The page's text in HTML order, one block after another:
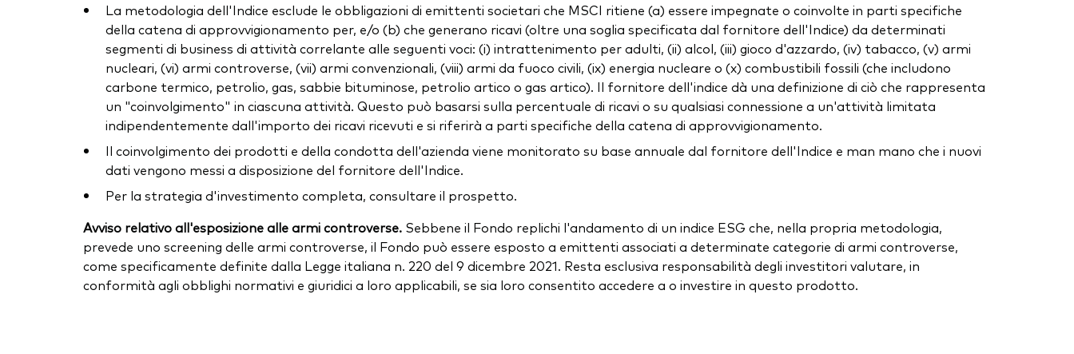
La metodologia dell'Indice esclude le obbligazioni di emittenti societari che MSCI ritiene (a) essere impegnate o coinvolte in parti specifiche
della catena di approvvigionamento per, e/o (b) che generano ricavi (oltre una soglia specificata dal fornitore dell'Indice) da determinati
segmenti di business di attività correlante alle seguenti voci: (i) intrattenimento per adulti, (ii) alcol, (iii) gioco d'azzardo, (iv) tabacco, (v) armi
nucleari, (vi) armi controverse, (vii) armi convenzionali, (viii) armi da fuoco civili, (ix) energia nucleare o (x) combustibili fossili (che includono
carbone termico, petrolio, gas, sabbie bituminose, petrolio artico o gas artico). Il fornitore dell'indice dà una definizione di ciò che rappresenta
un "coinvolgimento" in ciascuna attività. Questo può basarsi sulla percentuale di ricavi o su qualsiasi connessione a un'attività limitata
indipendentemente dall'importo dei ricavi ricevuti e si riferirà a parti specifiche della catena di approvvigionamento.
Il coinvolgimento dei prodotti e della condotta dell'azienda viene monitorato su base annuale dal fornitore dell'Indice e man mano che i nuovi
dati vengono messi a disposizione del fornitore dell'Indice.
Per la strategia d'investimento completa, consultare il prospetto.
Avviso relativo all'esposizione alle armi controverse. Sebbene il Fondo replichi l'andamento di un indice ESG che, nella propria metodologia,
prevede uno screening delle armi controverse, il Fondo può essere esposto a emittenti associati a determinate categorie di armi controverse,
come specificamente definite dalla Legge italiana n. 220 del 9 dicembre 2021. Resta esclusiva responsabilità degli investitori valutare, in
conformità agli obblighi normativi e giuridici a loro applicabili, se sia loro consentito accedere a o investire in questo prodotto.